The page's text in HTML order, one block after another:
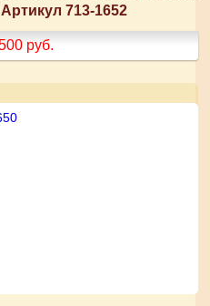
713-1652
руб.